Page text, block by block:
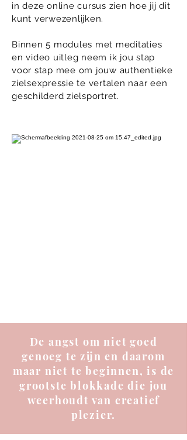
in deze online cursus zien hoe jij dit
kunt verwezenlijken.
Binnen 5 modules met meditaties
en video uitleg neem ik jou stap
voor stap mee om jouw authentieke
zielsexpressie te vertalen naar een
geschilderd zielsportret.
JA IK WIL MEEDOEN!
De angst om niet goed
genoeg te zijn en daarom
maar niet te beginnen, is de
grootste blokkade die jou
weerhoudt van creatief
plezier.